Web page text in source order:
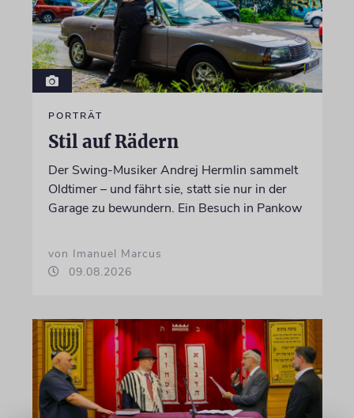
PORTRÄT
Stil auf Rädern
Der Swing-Musiker Andrej Hermlin sammelt
Oldtimer – und fährt sie, statt sie nur in der
Garage zu bewundern. Ein Besuch in Pankow
von Imanuel Marcus
09.08.2026